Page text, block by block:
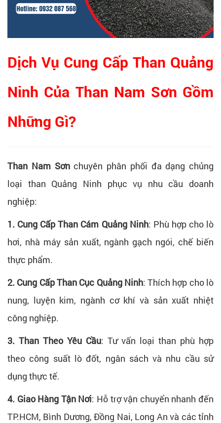
Dịch Vụ Cung Cấp Than Quảng
Ninh Của Than Nam Sơn Gồm
Những Gì?
Than Nam Sơnchuyên phân phối đa dạng chủng
loại than Quảng Ninh phục vụ nhu cầu doanh
nghiệp:
1. Cung Cấp Than Cám Quảng Ninh: Phù hợp cho lò
hơi, nhà máy sản xuất, ngành gạch ngói, chế biến
thực phẩm.
2. Cung Cấp Than Cục Quảng Ninh:Thích hợp cho lò
nung, luyện kim, ngành cơ khí và sản xuất nhiệt
công nghiệp.
3. Than Theo Yêu Cầu: Tư vấn loại than phù hợp
theo công suất lò đốt, ngân sách và nhu cầu sử
dụng thực tế.
4. Giao Hàng Tận Nơi: Hỗ trợ vận chuyển nhanh đến
TP.HCM, Bình Dương, Đồng Nai, Long An và các tỉnh